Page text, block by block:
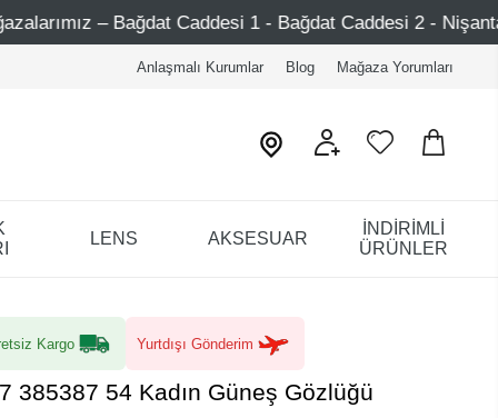
Caddesi 1 - Bağdat Caddesi 2 - Nişantaşı – Etiler –
Anlaşmalı Kurumlar Blog Mağaza Yorumları
LENS AKSESUAR
İNDİRİMLİ
ÜRÜNLER
Kargo Yurtdışı Gönderim
385387 54 Kadın Güneş Gözlüğü